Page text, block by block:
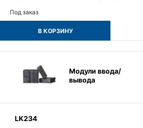
Под заказ
В КОРЗИНУ
Модули ввода/
вывода
LK234